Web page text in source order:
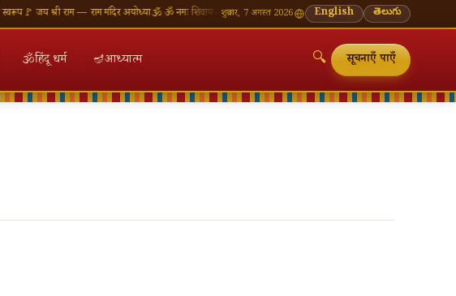
🚩 जय श्री राम — राम मंदिर अयोध्या🕉 ॐ नमः शिवाय — सोमवार व्रत की शुभकामनाएँ🪔 श्रावण मास — प्रत्येक सोमवार शिवालय
शुक्रवार, 7 अगस्त 2026 English తెలుగు
🕉हिंदू धर्म 🪔आध्यात्म 🔍 सूचनाएँ पाएँ